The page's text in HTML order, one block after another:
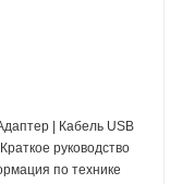
| Кабель USB
руководство
по технике